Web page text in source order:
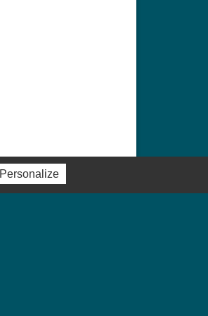
Personalize